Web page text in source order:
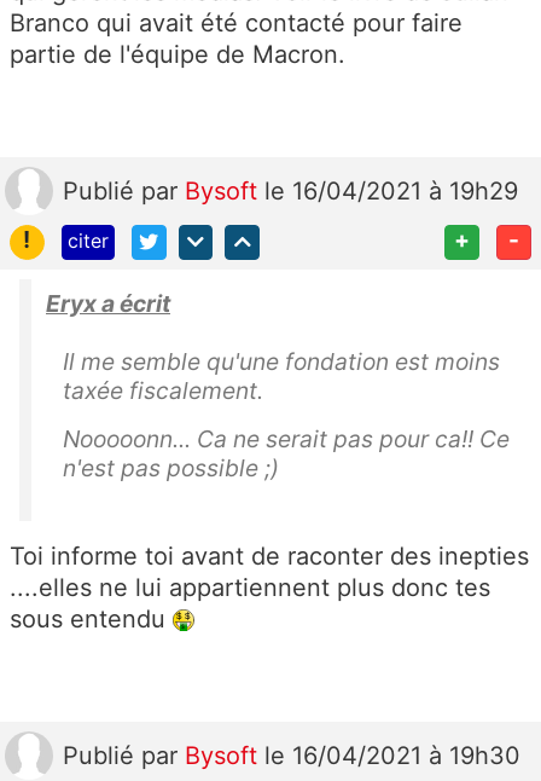
Branco qui avait été contacté pour faire
partie de l'équipe de Macron.
Publié par Bysoft le 16/04/2021 à 19h29
!
citer + -
Eryx a écrit
Il me semble qu'une fondation est moins
taxée fiscalement.
Nooooonn... Ca ne serait pas pour ca!! Ce
n'est pas possible ;)
Toi informe toi avant de raconter des inepties
....elles ne lui appartiennent plus donc tes
sous entendu
Publié par Bysoft le 16/04/2021 à 19h30